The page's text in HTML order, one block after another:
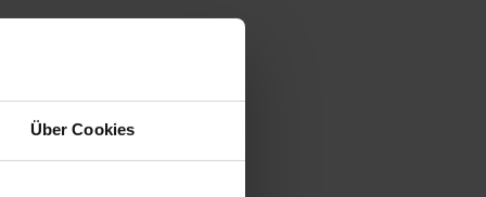
Über Cookies